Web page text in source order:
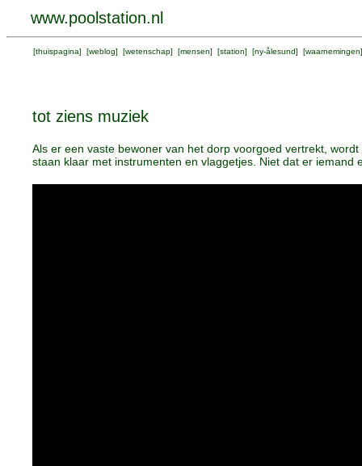
www.poolstation.nl
[thuispagina] [weblog] [wetenschap] [mensen] [station] [ny-ålesund] [waarnemingen
tot ziens muziek
Als er een vaste bewoner van het dorp voorgoed vertrekt,
staan klaar met instrumenten en vlaggetjes. Niet dat er